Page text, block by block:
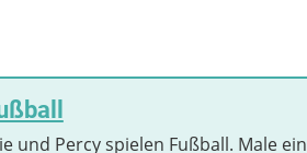
und Percy spielen Fußball. Male ein